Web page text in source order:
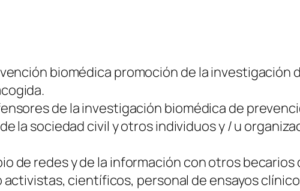
biomédica promoción de la investigación
de la investigación biomédica de
la sociedad civil y otros individuos y / u
de redes y de la información con otros becarios
científicos, personal de ensayos